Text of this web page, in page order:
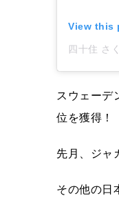
View this
四十住 さ
スウェーデ
位を獲得！
先月、ジャ
その他の日